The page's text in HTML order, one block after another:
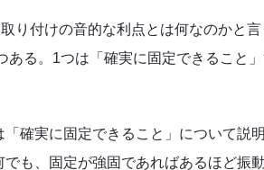
り付けの音的な利点とは何なのかと
ある。1つは「確実に固定できること
確実に固定できること」について説
も、固定が強固であればあるほど振